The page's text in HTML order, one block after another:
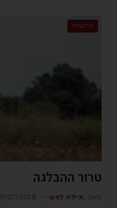
חדשות
טרור ההבלגה
איילת לאש